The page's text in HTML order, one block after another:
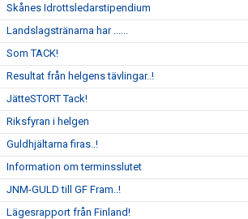
Skånes Idrottsledarstipendium
Landslagstränarna har ......
Som TACK!
Resultat från helgens tävlingar..!
JätteSTORT Tack!
Riksfyran i helgen
Guldhjältarna firas..!
Information om terminsslutet
JNM-GULD till GF Fram..!
Lägesrapport från Finland!